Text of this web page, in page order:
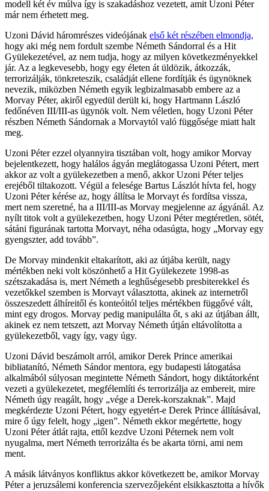
modell két év múlva így is szakadáshoz vezetett, amit Uzoni Péter
már nem érhetett meg.
Uzoni Dávid háromrészes videójának első két részében elmondja,
hogy aki még nem fordult szembe Németh Sándorral és a Hit
Gyülekezetével, az nem tudja, hogy az milyen következményekkel
jár. Az a legkevesebb, hogy egy életen át üldözik, átkozzák,
terrorizálják, tönkreteszik, családját ellene fordítják és ügynöknek
nevezik, miközben Németh egyik legbizalmasabb embere az a
Morvay Péter, akiről egyedül derült ki, hogy Hartmann László
fedőnéven III/III-as ügynök volt. Nem véletlen, hogy Uzoni Péter
részben Németh Sándornak a Morvaytól való függősége miatt halt
meg.
Uzoni Péter ezzel olyannyira tisztában volt, hogy amikor Morvay
bejelentkezett, hogy halálos ágyán meglátogassa Uzoni Pétert, mert
akkor az volt a gyülekezetben a menő, akkor Uzoni Péter teljes
erejéből tiltakozott. Végül a felesége Bartus Lászlót hívta fel, hogy
Uzoni Péter kérése az, hogy állítsa le Morvayt és fordítsa vissza,
mert nem szeretné, ha a III/III-as Morvay megjelenne az ágyánál. Az
nyílt titok volt a gyülekezetben, hogy Uzoni Péter megtéretlen, sötét,
sátáni figurának tartotta Morvayt, néha odasúgta, hogy „Morvay egy
gyengszter, add tovább”.
De Morvay mindenkit eltakarított, aki az útjába került, nagy
mértékben neki volt köszönhető a Hit Gyülekezete 1998-as
szétszakadása is, mert Németh a leghűségesebb presbiterekkel és
vezetőkkel szemben is Morvayt választotta, akinek az internetről
összeszedett álhíreitől és konteóitól teljes mértékben függővé vált,
mint egy drogos. Morvay pedig manipulálta őt, s aki az útjában állt,
akinek ez nem tetszett, azt Morvay Németh útján eltávolította a
gyülekezetből, vagy így, vagy úgy.
Uzoni Dávid beszámolt arról, amikor Derek Prince amerikai
bibliatanító, Németh Sándor mentora, egy budapesti látogatása
alkalmából súlyosan megintette Németh Sándort, hogy diktátorként
vezeti a gyülekezetet, megfélemlíti és terrorizálja az embereit, mire
Németh úgy reagált, hogy „vége a Derek-korszaknak”. Majd
megkérdezte Uzoni Pétert, hogy egyetért-e Derek Prince állításával,
mire ő úgy felelt, hogy „igen”. Németh ekkor megértette, hogy
Uzoni Péter átlát rajta, ettől kezdve Uzoni Péternek nem volt
nyugalma, mert Németh terrorizálta és be akarta törni, ami nem
ment.
A másik látványos konfliktus akkor következett be, amikor Morvay
Péter a jeruzsálemi konferencia szervezőjeként elsikkasztotta a hívők